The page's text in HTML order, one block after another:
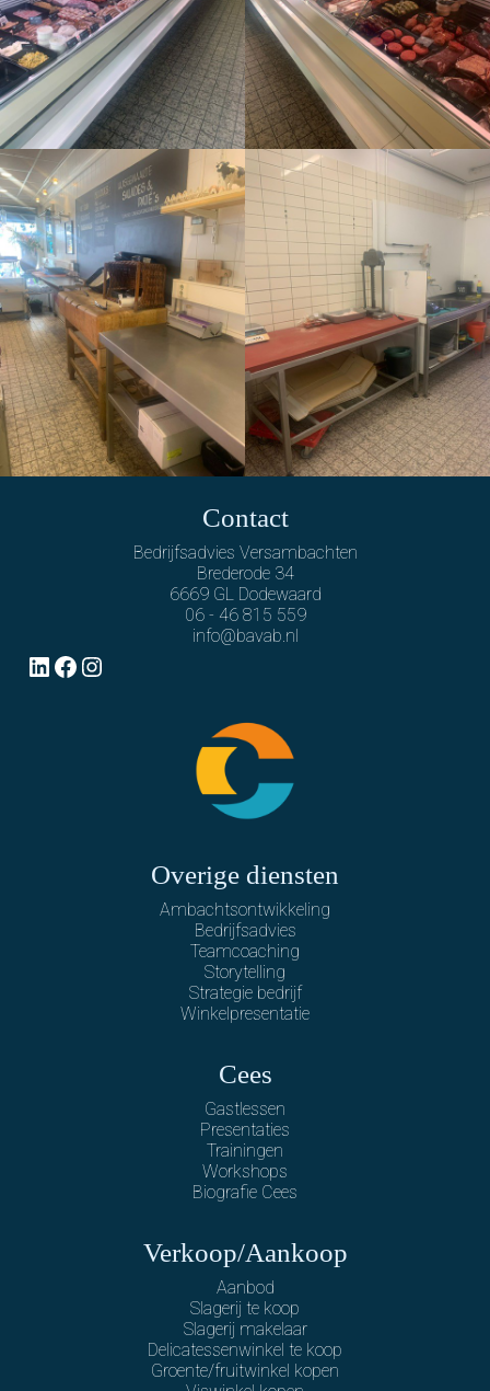
Contact
Bedrijfsadvies Versambachten
Brederode 34
6669 GL Dodewaard
06 - 46 815 559
info@bavab.nl
LinkedIn
Facebook
Instagram
Overige diensten
Ambachtsontwikkeling
Bedrijfsadvies
Teamcoaching
Storytelling
Strategie bedrijf
Winkelpresentatie
Cees
Gastlessen
Presentaties
Trainingen
Workshops
Biografie Cees
Verkoop/Aankoop
Aanbod
Slagerij te koop
Slagerij makelaar
Delicatessenwinkel te koop
Groente/fruitwinkel kopen